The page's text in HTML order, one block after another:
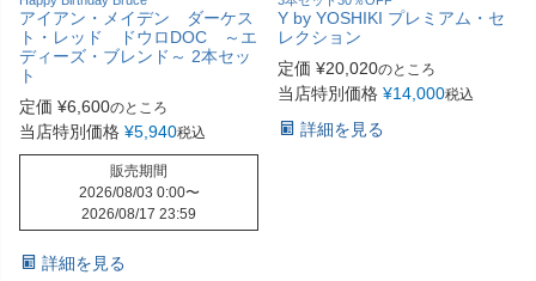
アイアン・メイデン ダーケス
ト・レッド ドウロDOC ～エ
ディーズ・ブレンド～ 2本セッ
ト
定価 ¥6,600のところ
当店特別価格 ¥5,940税込
販売期間
2026/08/03 0:00〜
2026/08/17 23:59
詳細を見る
Y by YOSHIKI プレミアム・セ
レクション
定価 ¥20,020のところ
当店特別価格 ¥14,000税込
詳細を見る